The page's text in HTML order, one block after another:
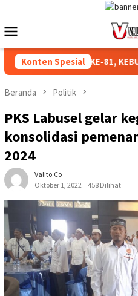
konten
Mobile
Konten Spesial
HUT RI KE-81, KEBUN
Beranda Politik
PKS Labusel gelar
konsolidasi
2024
Valito.co
Oktober 1, 2022
458 Dilihat